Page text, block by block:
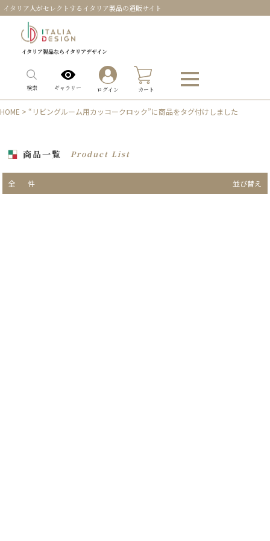
イタリア人がセレクトするイタリア製品の通販サイト
イタリア製品ならイタリアデザイン
検索 ギャラリー ログイン カート
HOME > “リビングルーム用カッコークロック”に商品をタグ付けしました
商品一覧 Product List
全 件 並び替え